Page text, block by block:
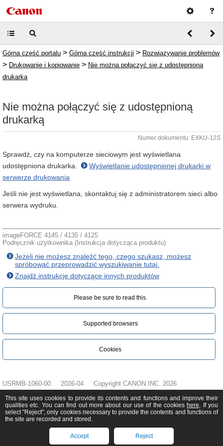
Górna część portalu > Górna część instrukcji > Rozwiązywanie problemów
> Drukowanie i kopiowanie > Nie można połączyć się z udostępnioną
drukarką
Nie można połączyć się z udostępnioną
drukarką
Numer dokumentu: EXKU-12S
Sprawdź, czy na komputerze sieciowym jest wyświetlana
udostępniona drukarka.
Wyświetlanie udostępnionej drukarki w
serwerze drukowania
Jeśli nie jest wyświetlana, skontaktuj się z administratorem sieci albo
serwera wydruku.
imageFORCE 4145 / 4135 / 4125
Podręcznik użytkownika (Instrukcja dotycząca produktu)
Jeżeli nie możesz znaleźć tego, czego szukasz, możesz
spróbować przeprowadzić wyszukiwanie tutaj.
Znajdź instrukcje dotyczące innych produktów
Please be sure to read this.‎
Supported browsers
Cookies
USRMB-1060-00 2026-04 Copyright CANON INC. 2026
This site uses cookies to provide its contents and functions and improve their
qualities etc. You can find out more about our use of the cookies here. If you
select "Reject", only cookies necessary to provide the contents and functions of
the site are recorded and stored.
Accept Reject